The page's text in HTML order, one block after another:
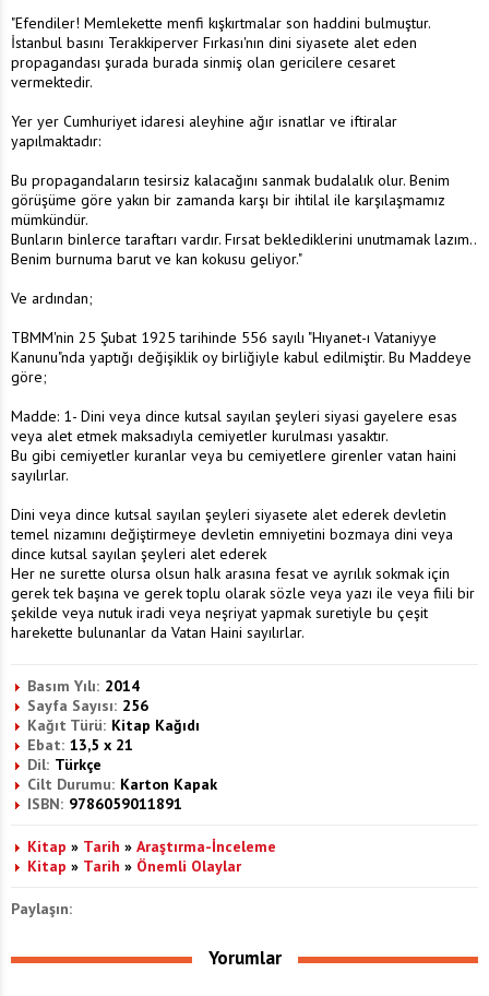
"Efendiler! Memlekette menfi kışkırtmalar son haddini bulmuştur.
İstanbul basını Terakkiperver Fırkası'nın dini siyasete alet eden
propagandası şurada burada sinmiş olan gericilere cesaret
vermektedir.
Yer yer Cumhuriyet idaresi aleyhine ağır isnatlar ve iftiralar
yapılmaktadır:
Bu propagandaların tesirsiz kalacağını sanmak budalalık olur. Benim
görüşüme göre yakın bir zamanda karşı bir ihtilal ile karşılaşmamız
mümkündür.
Bunların binlerce taraftarı vardır. Fırsat beklediklerini unutmamak lazım..
Benim burnuma barut ve kan kokusu geliyor."
Ve ardından;
TBMM'nin 25 Şubat 1925 tarihinde 556 sayılı "Hıyanet-ı Vataniyye
Kanunu"nda yaptığı değişiklik oy birliğiyle kabul edilmiştir. Bu Maddeye
göre;
Madde: 1- Dini veya dince kutsal sayılan şeyleri siyasi gayelere esas
veya alet etmek maksadıyla cemiyetler kurulması yasaktır.
Bu gibi cemiyetler kuranlar veya bu cemiyetlere girenler vatan haini
sayılırlar.
Dini veya dince kutsal sayılan şeyleri siyasete alet ederek devletin
temel nizamını değiştirmeye devletin emniyetini bozmaya dini veya
dince kutsal sayılan şeyleri alet ederek
Her ne surette olursa olsun halk arasına fesat ve ayrılık sokmak için
gerek tek başına ve gerek toplu olarak sözle veya yazı ile veya fiili bir
şekilde veya nutuk iradi veya neşriyat yapmak suretiyle bu çeşit
harekette bulunanlar da Vatan Haini sayılırlar.
Basım Yılı: 2014
Sayfa Sayısı: 256
Kağıt Türü: Kitap Kağıdı
Ebat: 13,5 x 21
Dil: Türkçe
Cilt Durumu: Karton Kapak
ISBN: 9786059011891
Kitap » Tarih » Araştırma-İnceleme
Kitap » Tarih » Önemli Olaylar
Paylaşın:
Yorumlar